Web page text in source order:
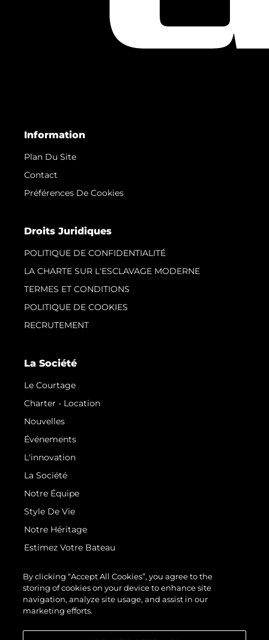
Information
Plan Du Site
Contact
Préférences De Cookies
Droits Juridiques
POLITIQUE DE CONFIDENTIALITÉ
LA CHARTE SUR L'ESCLAVAGE MODERNE
TERMES ET CONDITIONS
POLITIQUE DE COOKIES
RECRUTEMENT
La Société
Le Courtage
Charter - Location
Nouvelles
Événements
L'innovation
La Société
Notre Équipe
Style De Vie
Notre Héritage
Estimez Votre Bateau
© 2026 Sunseeker London Group.Tous les droits sont réservés.
By clicking “Accept All Cookies”, you agree to the
storing of cookies on your device to enhance site
navigation, analyze site usage, and assist in our
marketing efforts.